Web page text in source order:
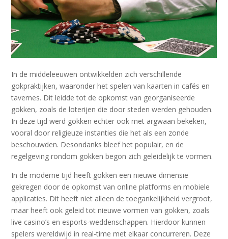
In de middeleeuwen ontwikkelden zich verschillende
gokpraktijken, waaronder het spelen van kaarten in cafés en
tavernes. Dit leidde tot de opkomst van georganiseerde
gokken, zoals de loterijen die door steden werden gehouden.
In deze tijd werd gokken echter ook met argwaan bekeken,
vooral door religieuze instanties die het als een zonde
beschouwden. Desondanks bleef het populair, en de
regelgeving rondom gokken begon zich geleidelijk te vormen.
In de moderne tijd heeft gokken een nieuwe dimensie
gekregen door de opkomst van online platforms en mobiele
applicaties. Dit heeft niet alleen de toegankelijkheid vergroot,
maar heeft ook geleid tot nieuwe vormen van gokken, zoals
live casino’s en esports-weddenschappen. Hierdoor kunnen
spelers wereldwijd in real-time met elkaar concurreren. Deze